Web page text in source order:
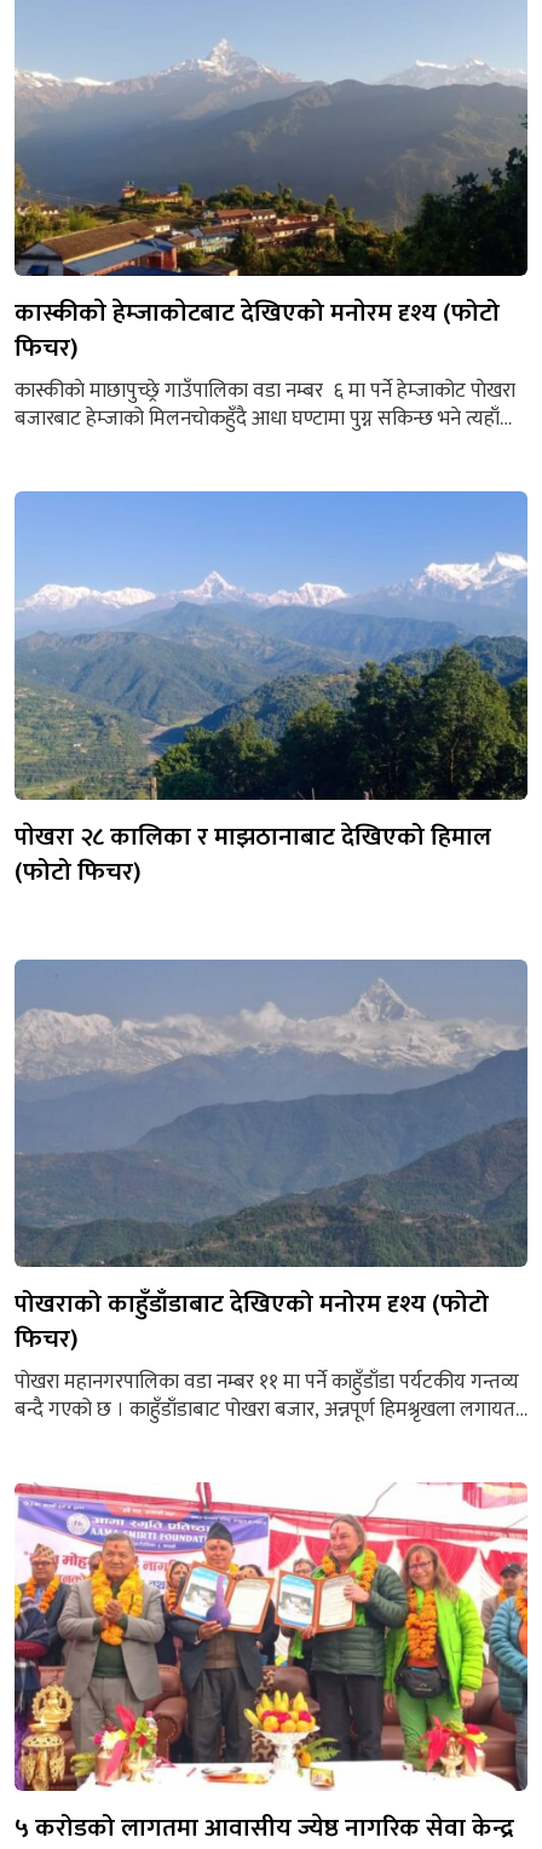
कास्कीकाे हेम्जाकाेटबाट दे‍खिएको मनाेरम दृश्य (फोटो
फिचर)
कास्कीकाे माछापुच्छ्रे गाउँपालिका वडा नम्बर ६ मा पर्ने हेम्जाकोट पाेखरा
बजारबाट हेम्जाको मिलनचाेकहुँदै आधा घण्टामा पुग्न सकिन्छ भने त्यहाँ
पाेखरा २८ कालिका र माझठानाबाट देखिएको हिमाल
(फोटो फिचर)
पोखराको काहुँडाँडाबाट देखिएको मनोरम दृश्य (फोटो
फिचर)
पोखरा महानगरपालिका वडा नम्बर ११ मा पर्ने काहुँडाँडा पर्यटकीय गन्तव्य
बन्दै गएको छ । काहुँडाँडाबाट पोखरा बजार, अन्नपूर्ण हिमश्रृखला लगायत
काहुँडाँडाँमा जुन रुपमा पर्यटकीय गतिविधि हुनुपर्ने हाे त्यति नभएकाे
त्यहाँका हाेटल व्यवसायीकाे भनाइ छ...
५ करोडको लागतमा आवासीय ज्येष्ठ नागरिक सेवा केन्द्र